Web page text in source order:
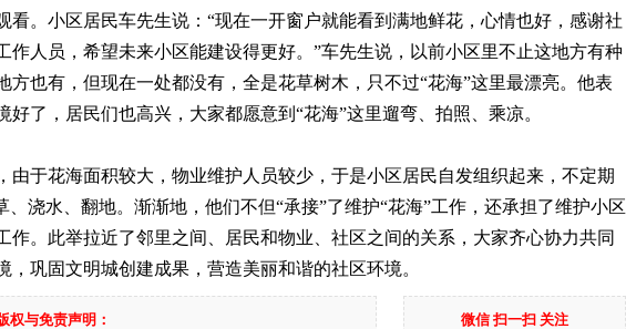
看。小区居民车先生说：“现在一开窗户就能看到满地鲜花，心情也好，感谢社
作人员，希望未来小区能建设得更好。”车先生说，以前小区里不止这地方有种
方也有，但现在一处都没有，全是花草树木，只不过“花海”这里最漂亮。他表
好了，居民们也高兴，大家都愿意到“花海”这里遛弯、拍照、乘凉。
于花海面积较大，物业维护人员较少，于是小区居民自发组织起来，不定期
、浇水、翻地。渐渐地，他们不但“承接”了维护“花海”工作，还承担了维护小区
作。此举拉近了邻里之间、居民和物业、社区之间的关系，大家齐心协力共同
，巩固文明城创建成果，营造美丽和谐的社区环境。
微信 扫一扫 关注
权与免责声明：